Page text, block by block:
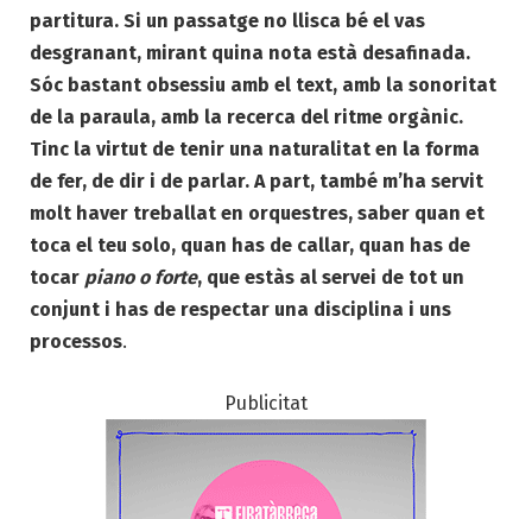
partitura. Si un passatge no llisca bé el vas
desgranant, mirant quina nota està desafinada.
Sóc bastant obsessiu amb el text, amb la sonoritat
de la paraula, amb la recerca del ritme orgànic.
Tinc la virtut de tenir una naturalitat en la forma
de fer, de dir i de parlar. A part, també m’ha servit
molt haver treballat en orquestres, saber quan et
toca el teu solo, quan has de callar, quan has de
tocar piano o forte, que estàs al servei de tot un
conjunt i has de respectar una disciplina i uns
processos.
Publicitat